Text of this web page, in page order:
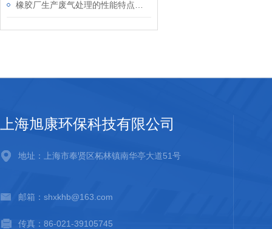
上海旭康环保科技有限公司
地址：上海市奉贤区柘林镇南华亭大道51号
邮箱：shxkhb@163.com
传真：86-021-39105745